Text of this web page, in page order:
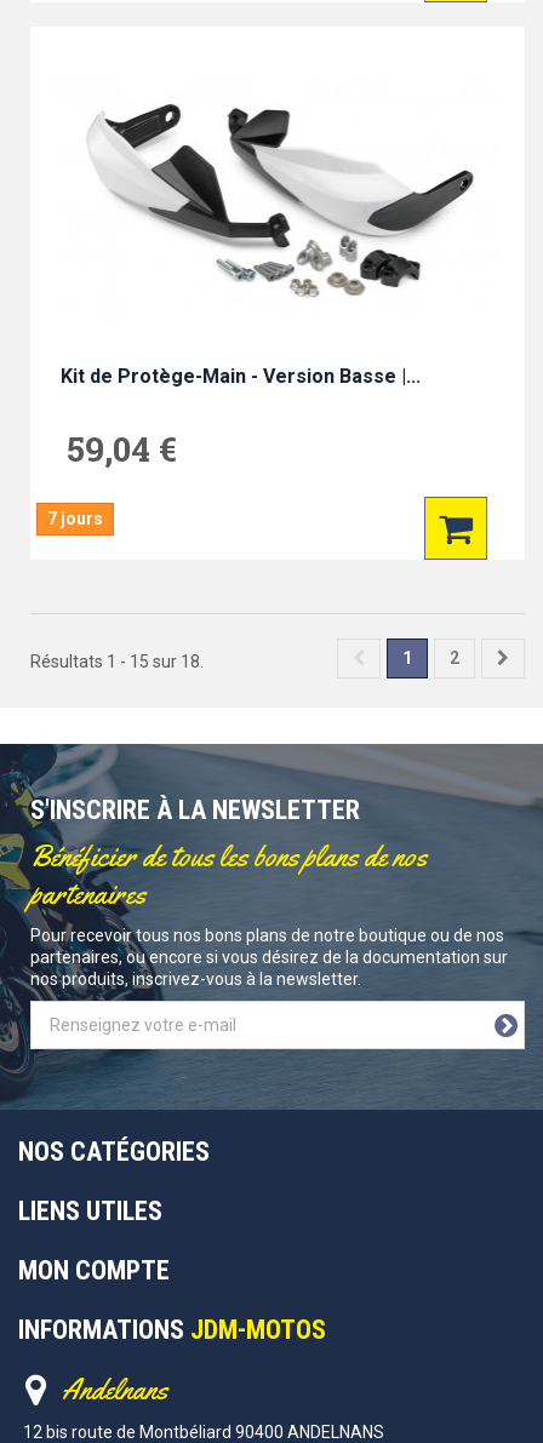
Kit de Protège-Main - Version Basse |...
59,04 €
7 jours
1 2
Résultats 1 - 15 sur 18.
S'INSCRIRE À LA NEWSLETTER
Bénéficier de tous les bons plans de nos
partenaires
Pour recevoir tous nos bons plans de notre boutique ou de nos
partenaires, ou encore si vous désirez de la documentation sur
nos produits, inscrivez-vous à la newsletter.
NOS CATÉGORIES
LIENS UTILES
MON COMPTE
INFORMATIONS JDM-MOTOS
Andelnans
12 bis route de Montbéliard 90400 ANDELNANS